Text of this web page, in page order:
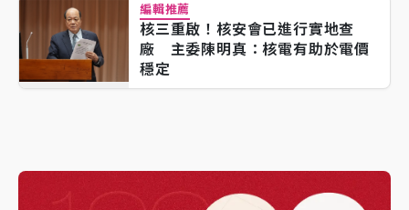
編輯推薦
核三重啟！核安會已進行實地查
廠 主委陳明真：核電有助於電價
穩定